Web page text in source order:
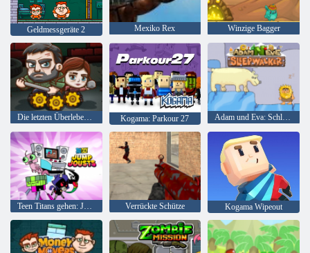
Geldmessgeräte 2 Mexiko Rex Winzige Bagger
Die letzten Überlebenden Kogama: Parkour 27 Adam und Eva: Schlafwandler
Teen Titans gehen: Jump Joss Verrückte Schütze Kogama Wipeout